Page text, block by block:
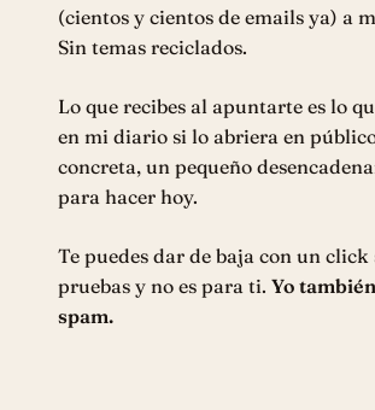
(cientos y cientos de emails ya) a
Sin temas reciclados.
Lo que recibes al apuntarte es lo
en mi diario si lo abriera en
concreta, un pequeño
para hacer hoy.
Te puedes dar de baja con un click
pruebas y no es para ti. Yo
spam.